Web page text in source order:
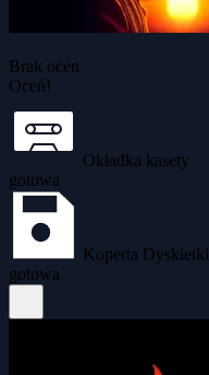
Brak ocen
Oceń!
Okładka kasety
gotowa
Koperta Dyskietki
gotowa